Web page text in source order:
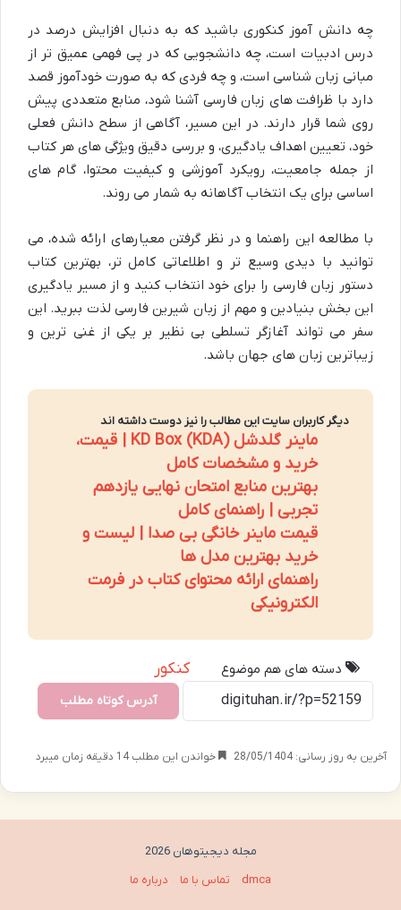
چه دانش آموز کنکوری باشید که به دنبال افزایش درصد در
درس ادبیات است، چه دانشجویی که در پی فهمی عمیق تر از
مبانی زبان شناسی است، و چه فردی که به صورت خودآموز قصد
دارد با ظرافت های زبان فارسی آشنا شود، منابع متعددی پیش
روی شما قرار دارند. در این مسیر، آگاهی از سطح دانش فعلی
خود، تعیین اهداف یادگیری، و بررسی دقیق ویژگی های هر کتاب
از جمله جامعیت، رویکرد آموزشی و کیفیت محتوا، گام های
اساسی برای یک انتخاب آگاهانه به شمار می روند.
با مطالعه این راهنما و در نظر گرفتن معیارهای ارائه شده، می
توانید با دیدی وسیع تر و اطلاعاتی کامل تر، بهترین کتاب
دستور زبان فارسی را برای خود انتخاب کنید و از مسیر یادگیری
این بخش بنیادین و مهم از زبان شیرین فارسی لذت ببرید. این
سفر می تواند آغازگر تسلطی بی نظیر بر یکی از غنی ترین و
زیباترین زبان های جهان باشد.
دیگر کاربران سایت این مطالب را نیز دوست داشته اند
ماینر گلدشل KD Box (KDA) | قیمت،
خرید و مشخصات کامل
بهترین منابع امتحان نهایی یازدهم
تجربی | راهنمای کامل
قیمت ماینر خانگی بی صدا | لیست و
خرید بهترین مدل ها
راهنمای ارائه محتوای کتاب در فرمت
الکترونیکی
دسته های هم موضوع کنکور
آدرس کوتاه مطلب
آخرین به روز رسانی: 28/05/1404 خواندن این مطلب 14 دقیقه زمان میبرد
مجله دیجیتوهان 2026
dmca
تماس با ما درباره ما